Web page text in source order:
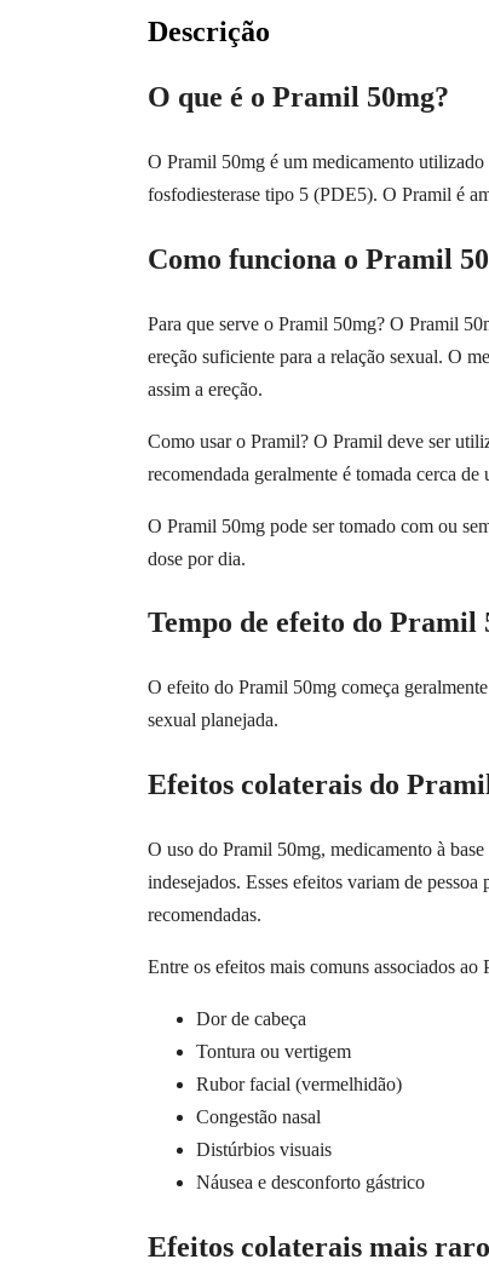
Descrição
O que é o Pramil 50mg?
O Pramil 50mg é um medicamento
fosfodiesterase tipo 5 (PDE5). O Pramil é
Como funciona o Pramil
Para que serve o Pramil 50mg? O Pramil
ereção suficiente para a relação sexual. O
assim a ereção.
Como usar o Pramil? O Pramil deve ser
recomendada geralmente é tomada cerca
O Pramil 50mg pode ser tomado com ou
dose por dia.
Tempo de efeito do Pramil
O efeito do Pramil 50mg começa
sexual planejada.
Efeitos colaterais do
O uso do Pramil 50mg, medicamento à
indesejados. Esses efeitos variam de
recomendadas.
Entre os efeitos mais comuns associados ao
Dor de cabeça
Tontura ou vertigem
Rubor facial (vermelhidão)
Congestão nasal
Distúrbios visuais
Náusea e desconforto gástrico
Efeitos colaterais mais